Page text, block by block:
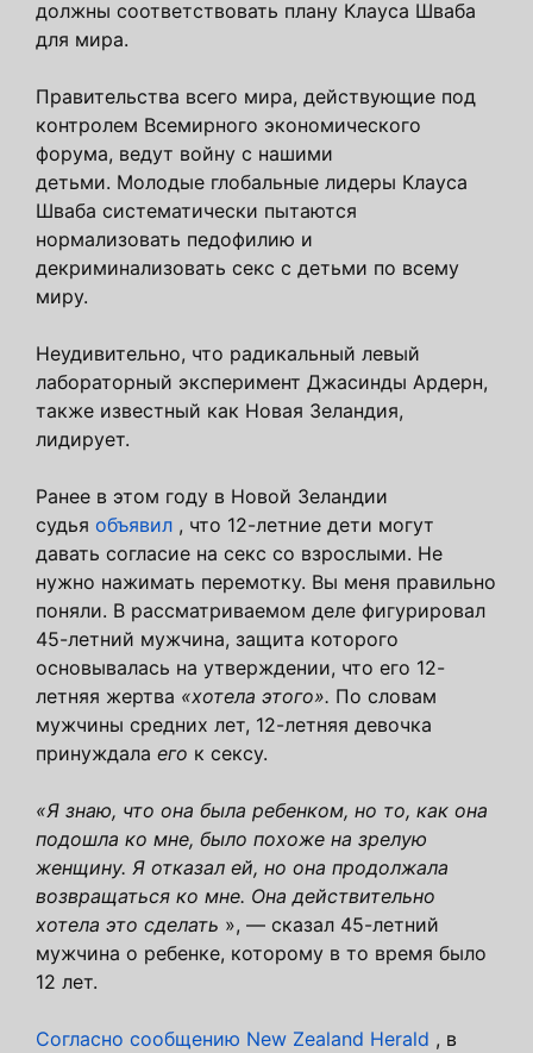
должны соответствовать плану Клауса Шваба
для мира.
Правительства всего мира, действующие под
контролем Всемирного экономического
форума, ведут войну с нашими
детьми. Молодые глобальные лидеры Клауса
Шваба систематически пытаются
нормализовать педофилию и
декриминализовать секс с детьми по всему
миру.
Неудивительно, что радикальный левый
лабораторный эксперимент Джасинды Ардерн,
также известный как Новая Зеландия,
лидирует.
Ранее в этом году в Новой Зеландии
судья объявил , что 12-летние дети могут
давать согласие на секс со взрослыми. Не
нужно нажимать перемотку. Вы меня правильно
поняли. В рассматриваемом деле фигурировал
45-летний мужчина, защита которого
основывалась на утверждении, что его 12-
летняя жертва «хотела этого». По словам
мужчины средних лет, 12-летняя девочка
принуждала его к сексу.
«Я знаю, что она была ребенком, но то, как она
подошла ко мне, было похоже на зрелую
женщину. Я отказал ей, но она продолжала
возвращаться ко мне. Она действительно
хотела это сделать », — сказал 45-летний
мужчина о ребенке, которому в то время было
12 лет.
Согласно сообщению New Zealand Herald , в